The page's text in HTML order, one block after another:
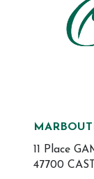
11 Place
47700